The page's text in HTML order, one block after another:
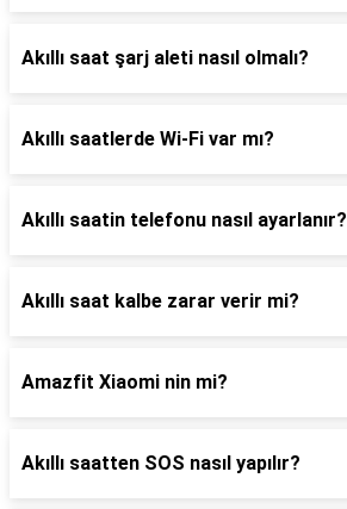
Akıllı saat şarj aleti nasıl olmalı?
Akıllı saatlerde Wi-Fi var mı?
Akıllı saatin telefonu nasıl ayarlanır?
Akıllı saat kalbe zarar verir mi?
Amazfit Xiaomi nin mi?
Akıllı saatten SOS nasıl yapılır?